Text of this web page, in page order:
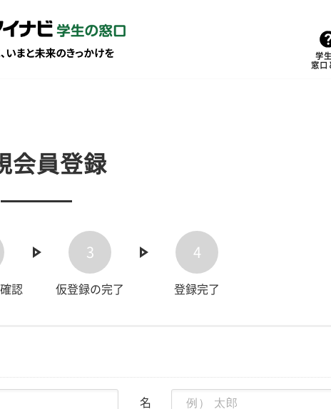
学
窓口
会員登録
認
3
仮登録の完了
4
登録完了
名